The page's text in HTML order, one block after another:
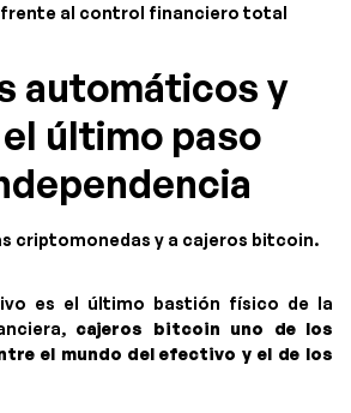
frente al control financiero total
automáticos y
último paso
criptomonedas y a cajeros bitcoin.
es el último bastión físico de la
cajeros bitcoin uno de los
el mundo del efectivo y el de los